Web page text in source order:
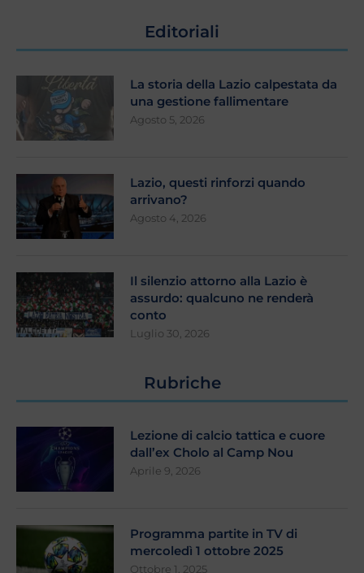
Editoriali
La storia della Lazio calpestata da
una gestione fallimentare
Agosto 5, 2026
Lazio, questi rinforzi quando
arrivano?
Agosto 4, 2026
Il silenzio attorno alla Lazio è
assurdo: qualcuno ne renderà
conto
Luglio 30, 2026
Rubriche
Lezione di calcio tattica e cuore
dall’ex Cholo al Camp Nou
Aprile 9, 2026
Programma partite in TV di
mercoledì 1 ottobre 2025
Ottobre 1, 2025